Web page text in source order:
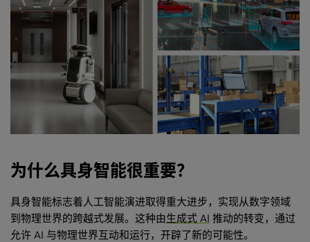
为什么具身智能很重要？
具身智能标志着人工智能演进取得重大进步，实现从数字领域
到物理世界的跨越式发展。这种由生成式 AI 推动的转变，通过
允许 AI 与物理世界互动和运行，开辟了新的可能性。